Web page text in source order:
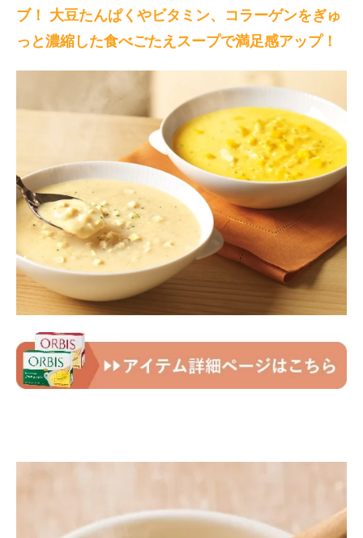
ブ！ 大豆たんぱくやビタミン、コラーゲンをぎゅ
っと濃縮した食べごたえスープで満足感アップ！